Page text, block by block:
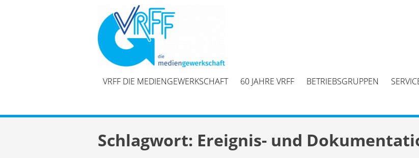
VRFF DIE MEDIENGEWERKSCHAFT 60 JAHRE VRFF BETRIEBSGRUPPEN
Schlagwort: Ereignis- und